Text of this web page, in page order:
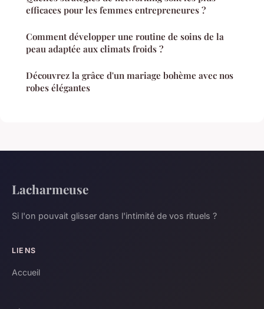
efficaces pour les femmes entrepreneures ?
Comment développer une routine de soins de la
peau adaptée aux climats froids ?
Découvrez la grâce d'un mariage bohème avec nos
robes élégantes
Lacharmeuse
Si l'on pouvait glisser dans l'intimité de vos rituels ?
LIENS
Accueil